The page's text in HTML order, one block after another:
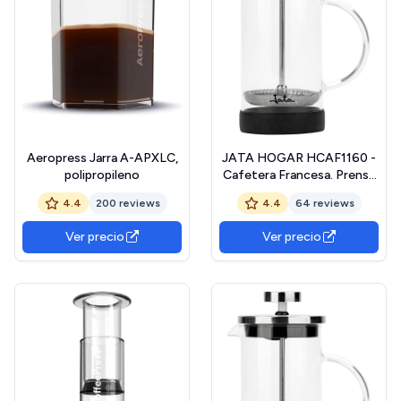
Aeropress Jarra A-APXLC,
polipropileno
4.4 200 reviews
Ver precio
JATA HOGAR HCAF1160 -
Cafetera Francesa. Prensa
Francesa. Cafetera émbolo.
Tetera y Espumadora. 600
ml. Vidrio Borosilicato.
Resistente al calor. Filtro
acero inoxidable. Cafés,
4.4 64 reviews
Ver precio